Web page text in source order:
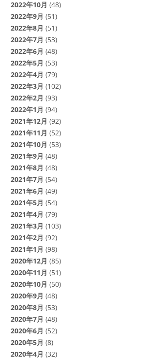
2022年10月 (48)
2022年9月 (51)
2022年8月 (51)
2022年7月 (53)
2022年6月 (48)
2022年5月 (53)
2022年4月 (79)
2022年3月 (102)
2022年2月 (93)
2022年1月 (94)
2021年12月 (92)
2021年11月 (52)
2021年10月 (53)
2021年9月 (48)
2021年8月 (48)
2021年7月 (54)
2021年6月 (49)
2021年5月 (54)
2021年4月 (79)
2021年3月 (103)
2021年2月 (92)
2021年1月 (98)
2020年12月 (85)
2020年11月 (51)
2020年10月 (50)
2020年9月 (48)
2020年8月 (53)
2020年7月 (48)
2020年6月 (52)
2020年5月 (8)
2020年4月 (32)